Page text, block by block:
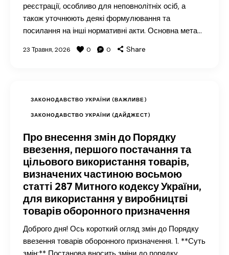
реєстрації, особливо для неповнолітніх осіб, а
також уточнюють деякі формулювання та
посилання на інші нормативні акти. Основна мета…
23 Травня, 2026 0 0 Share
ЗАКОНОДАВСТВО УКРАЇНИ (ВАЖЛИВЕ)
ЗАКОНОДАВСТВО УКРАЇНИ (ДАЙДЖЕСТ)
Про внесення змін до Порядку
ввезення, першого постачання та
цільового використання товарів,
визначених частиною восьмою
статті 287 Митного кодексу України,
для використання у виробництві
товарів оборонного призначення
Доброго дня! Ось короткий огляд змін до Порядку
ввезення товарів оборонного призначення. 1. **Суть